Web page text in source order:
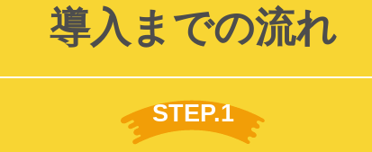
導入までの流れ
STEP.1